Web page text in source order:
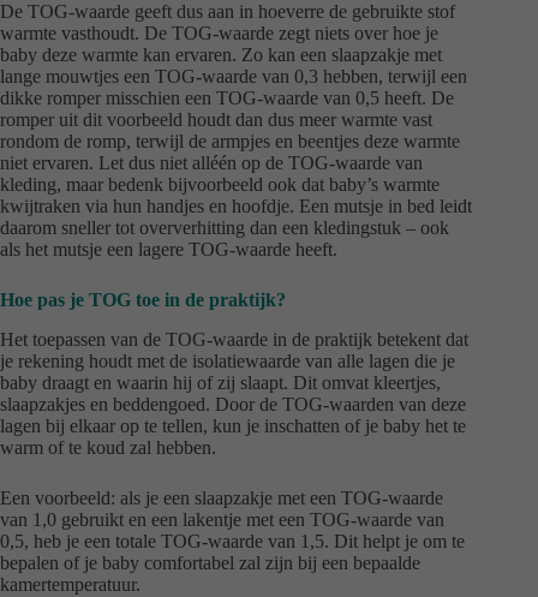
De TOG-waarde geeft dus aan in hoeverre de gebruikte stof
warmte vasthoudt. De TOG-waarde zegt niets over hoe je
baby deze warmte kan ervaren. Zo kan een slaapzakje met
lange mouwtjes een TOG-waarde van 0,3 hebben, terwijl een
dikke romper misschien een TOG-waarde van 0,5 heeft. De
romper uit dit voorbeeld houdt dan dus meer warmte vast
rondom de romp, terwijl de armpjes en beentjes deze warmte
niet ervaren. Let dus niet alléén op de TOG-waarde van
kleding, maar bedenk bijvoorbeeld ook dat baby’s warmte
kwijtraken via hun handjes en hoofdje. Een mutsje in bed leidt
daarom sneller tot oververhitting dan een kledingstuk – ook
als het mutsje een lagere TOG-waarde heeft.
Hoe pas je TOG toe in de praktijk?
Het toepassen van de TOG-waarde in de praktijk betekent dat
je rekening houdt met de isolatiewaarde van alle lagen die je
baby draagt en waarin hij of zij slaapt. Dit omvat kleertjes,
slaapzakjes en beddengoed. Door de TOG-waarden van deze
lagen bij elkaar op te tellen, kun je inschatten of je baby het te
warm of te koud zal hebben.
Een voorbeeld: als je een slaapzakje met een TOG-waarde
van 1,0 gebruikt en een lakentje met een TOG-waarde van
0,5, heb je een totale TOG-waarde van 1,5. Dit helpt je om te
bepalen of je baby comfortabel zal zijn bij een bepaalde
kamertemperatuur.